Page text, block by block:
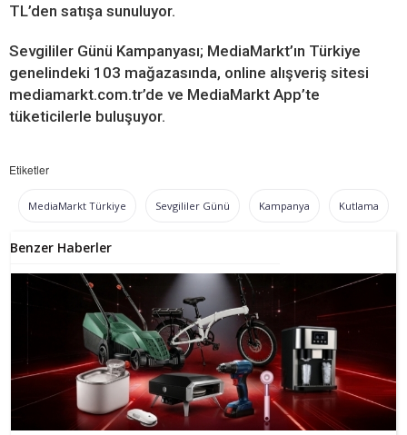
TL’den satışa sunuluyor.
Sevgililer Günü Kampanyası; MediaMarkt’ın Türkiye
genelindeki 103 mağazasında, online alışveriş sitesi
mediamarkt.com.tr’de ve MediaMarkt App’te
tüketicilerle buluşuyor.
Etiketler
MediaMarkt Türkiye Sevgililer Günü Kampanya Kutlama
Benzer Haberler